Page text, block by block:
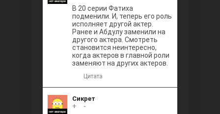
В 20 серии Фатиха
подменили. И, теперь его роль
исполняет другой актер.
Ранее и Абдулу заменили на
другого актера. Смотреть
становится неинтересно,
когда актеров в главной роли
заменяют на других актеров.
Цитата
Сикрет
+
-